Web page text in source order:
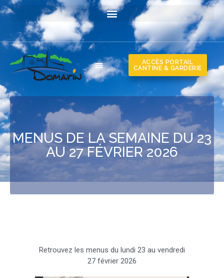
ACCÈS PORTAIL
CANTINE & GARDERIE
MENUS DE LA SEMAINE DU 23
AU 27 FÉVRIER 2026
Retrouvez les menus du lundi 23 au vendredi
27 février 2026